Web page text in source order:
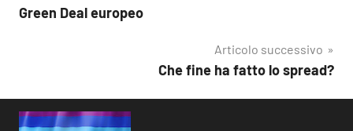
Navigazione
Green Deal europeo
Articolo successivo
Che fine ha fatto lo spread?